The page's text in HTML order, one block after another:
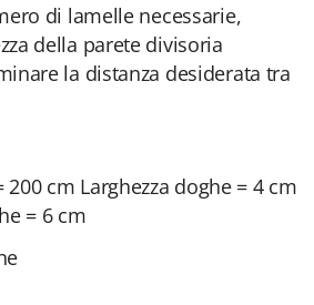
di lamelle necessarie,
della parete divisoria
la distanza desiderata tra
200 cm Larghezza doghe = 4 cm
= 6 cm